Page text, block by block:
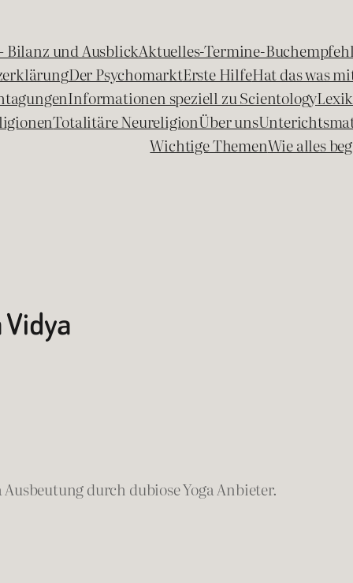
Bilanz und AusblickAktuelles-Termine-
Der PsychomarktErste HilfeHat das was
Informationen speziell zu Scientology
Totalitäre NeureligionÜber uns
Wichtige ThemenWie alles
durch dubiose Yoga Anbieter.